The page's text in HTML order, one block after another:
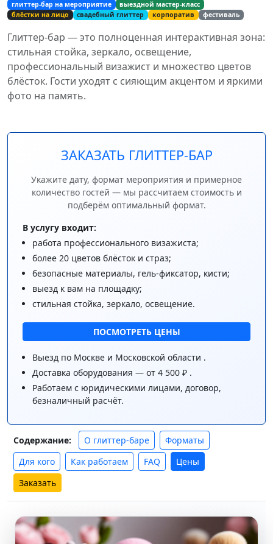
глиттер-бар на мероприятие
выездной мастер-класс
блёстки на лицо
свадебный глиттер корпоратив фестиваль
Глиттер-бар — это полноценная интерактивная зона:
стильная стойка, зеркало, освещение,
профессиональный визажист и множество цветов
блёсток. Гости уходят с сияющим акцентом и яркими
фото на память.
ЗАКАЗАТЬ ГЛИТТЕР-БАР
Укажите дату, формат мероприятия и примерное
количество гостей — мы рассчитаем стоимость и
подберём оптимальный формат.
В услугу входит:
работа профессионального визажиста;
более 20 цветов блёсток и страз;
безопасные материалы, гель-фиксатор, кисти;
выезд к вам на площадку;
стильная стойка, зеркало, освещение.
ПОСМОТРЕТЬ ЦЕНЫ
Выезд по Москве и Московской области .
Доставка оборудования — от 4 500 ₽ .
Работаем с юридическими лицами, договор,
безналичный расчёт.
Содержание: О глиттер-баре
Форматы
Для кого
Как работаем FAQ
Цены
Заказать